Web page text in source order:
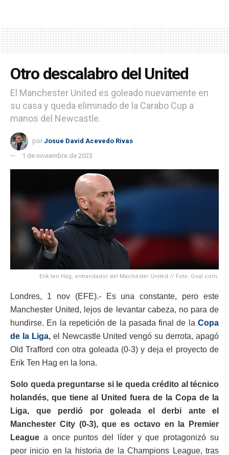
Otro descalabro del United
El Manchester United es goleado nuevamente en
su casa y queda eliminado de la Carabo Cup a
manos del Newcastle.
por Josue David Acevedo Rivas
1 de noviembre de 2023
Erik ten Hag, entrandador del Machester United // Foto: Goal.com.
Londres, 1 nov (EFE).- Es una constante, pero este
Manchester United, lejos de levantar cabeza, no para de
hundirse. En la repetición de la pasada final de la Copa
de la Liga, el Newcastle United vengó su derrota, apagó
Old Trafford con otra goleada (0-3) y deja el proyecto de
Erik Ten Hag en la lona.
Solo queda preguntarse si le queda crédito al técnico
holandés, que tiene al United fuera de la Copa de la
Liga, que perdió por goleada el derbi ante el
Manchester City (0-3), que es octavo en la Premier
League a once puntos del líder y que protagonizó su
peor inicio en la historia de la Champions League, tras